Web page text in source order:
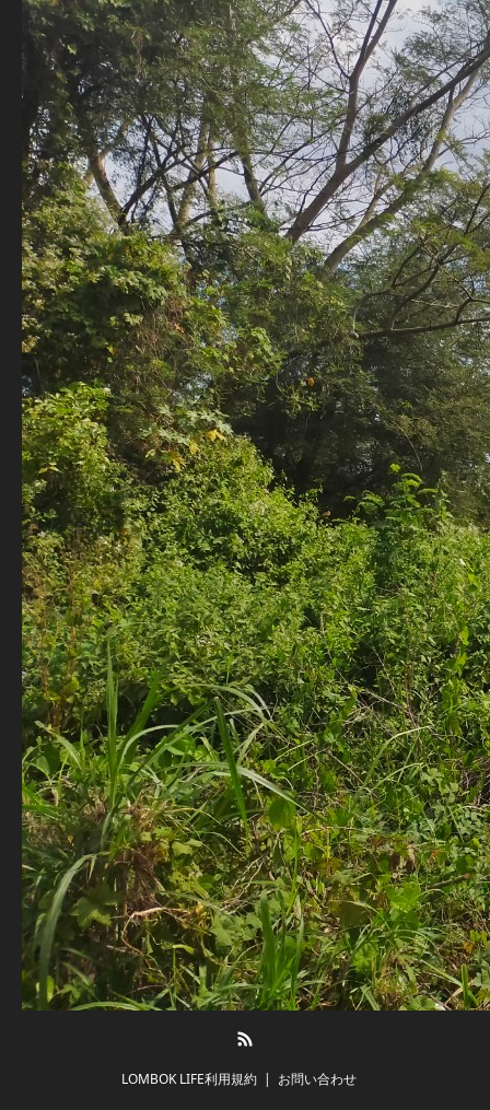
LOMBOK LIFE利用規約 お問い合わせ